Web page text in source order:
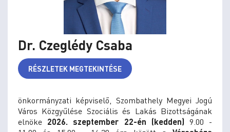
Dr. Czeglédy Csaba
RÉSZLETEK MEGTEKINTÉSE
önkormányzati képviselő, Szombathely Megyei Jogú
Város Közgyűlése Szociális és Lakás Bizottságának
elnöke 2026. szeptember 22-én (kedden) 9.00 -